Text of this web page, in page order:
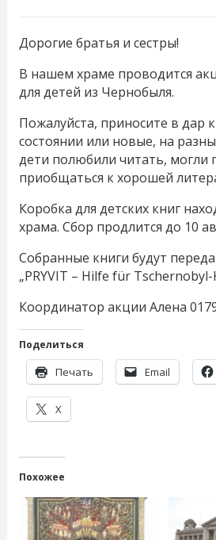
Дорогие братья и сестры!
В нашем храме проводится
для детей из Чернобыля.
Пожалуйста, приносите в дар
состоянии или новые, на
дети полюбили читать, могли
приобщаться к хорошей
Коробка для детских книг
храма. Сбор продлится до 10
Собранные книги будут
„PRYVIT – Hilfe für Tschernobyl-
Координатор акции Алена
Поделиться
Печать Email
X
Похожее